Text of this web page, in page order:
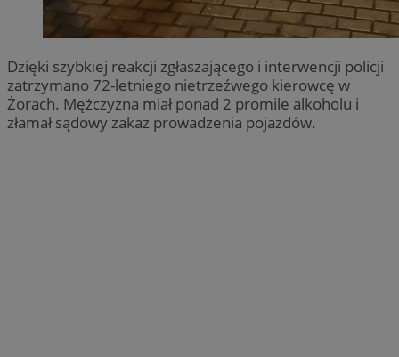
Dzięki szybkiej reakcji zgłaszającego i interwencji policji
zatrzymano 72-letniego nietrzeźwego kierowcę w
Żorach. Mężczyzna miał ponad 2 promile alkoholu i
złamał sądowy zakaz prowadzenia pojazdów.